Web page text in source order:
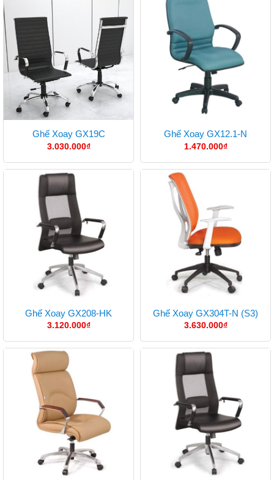
Ghế Xoay GX19C
3.030.000₫
Ghế Xoay GX12.1-N
1.470.000₫
Ghế Xoay GX208-HK
3.120.000₫
Ghế Xoay GX304T-N (S3)
3.630.000₫